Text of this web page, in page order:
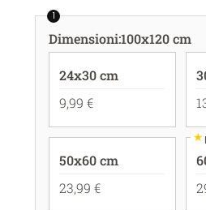
1
Dimensioni:100x120 cm
24x30 cm
9,99 €
50x60 cm
23,99 €
★